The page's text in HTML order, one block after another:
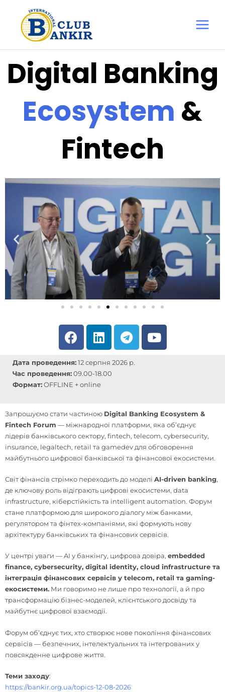
Menu
Digital Banking
Ecosystem &
Fintech
F
a
e
b
k
L
i
k
e
n
T
e
e
m
Y
o
Дата проведення: 12 серпня 2026 р.
Час проведення: 09.00-18.00
Формат: OFFLINE + online
Запрошуємо стати частиною Digital Banking Ecosystem &
Fintech Forum — міжнародної платформи, яка об’єднує
лідерів банківського сектору, fintech, telecom, cybersecurity,
insurance, legaltech, retail та gamedev для обговорення
майбутнього цифрової банківської та фінансової екосистеми.
Світ фінансів стрімко переходить до моделі AI-driven banking,
де ключову роль відіграють цифрові екосистеми, data
infrastructure, кіберстійкість та intelligent automation. Форум
стане платформою для широкого діалогу між банками,
регулятором та фінтех-компаніями, які формують нову
архітектуру банківських та фінансових сервісів.
У центрі уваги — AI у банкінгу, цифрова довіра, embedded
finance, cybersecurity, digital identity, cloud infrastructure та
інтеграція фінансових сервісів у telecom, retail та gaming-
екосистеми. Ми говоримо не лише про технології, а й про
трансформацію бізнес-моделей, клієнтського досвіду та
майбутнє цифрової взаємодії.
Форум об’єднує тих, хто створює нове покоління фінансових
сервісів — безпечних, інтелектуальних та інтегрованих у
повсякденне цифрове життя.
Теми заходу:
https://bankir.org.ua/topics-12-08-2026